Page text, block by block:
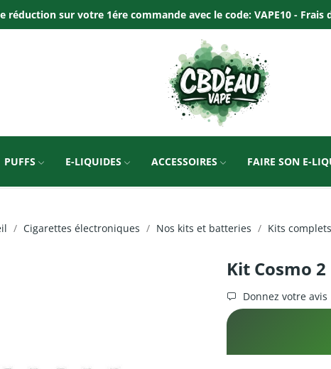
réduction sur votre 1ére commande avec le code: VAPE10 -
PUFFS E-LIQUIDES ACCESSOIRES FAIRE SON E-
Cigarettes électroniques Nos kits et batteries Kits complets
Kit Cosmo
Donnez votre avis